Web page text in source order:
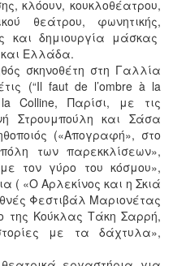
κλόουν, κουκλοθέατρου,
θεάτρου, φωνητικής,
και δημιουργία μάσκας
Ελλάδα.
σκηνοθέτη στη Γαλλία
(“Il faut de l’ombre à la
Colline, Παρίσι, με τις
Στρουμπούλη και Σάσα
(«Απογραφή», στο
των παρεκκλίσεων»,
τον γύρο του κόσμου»,
( «Ο Αρλεκίνος και η Σκιά
Φεστιβάλ Μαριονέτας
της Κούκλας Τάκη Σαρρή,
με τα δάχτυλα»,